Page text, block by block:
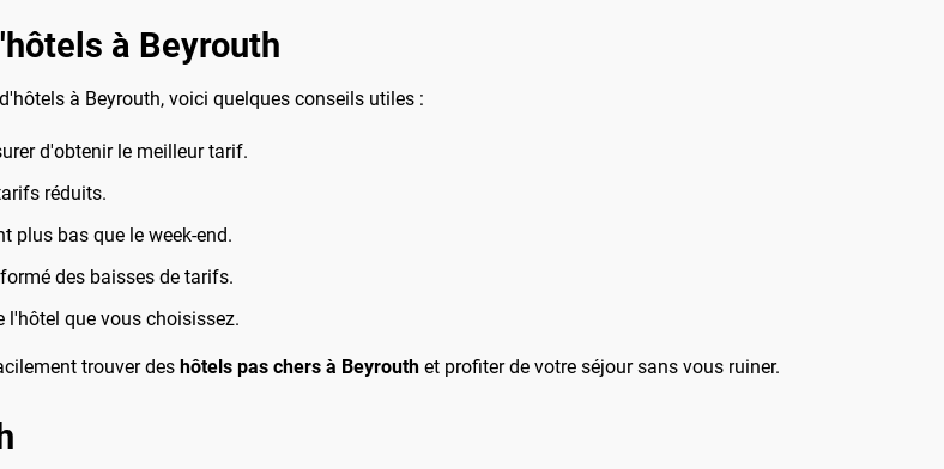
à Beyrouth
à Beyrouth, voici quelques conseils utiles :
d'obtenir le meilleur tarif.
réduits.
plus bas que le week-end.
des baisses de tarifs.
l'hôtel que vous choisissez.
trouver des hôtels pas chers à Beyrouth et profiter de votre séjour sans vous ruiner.